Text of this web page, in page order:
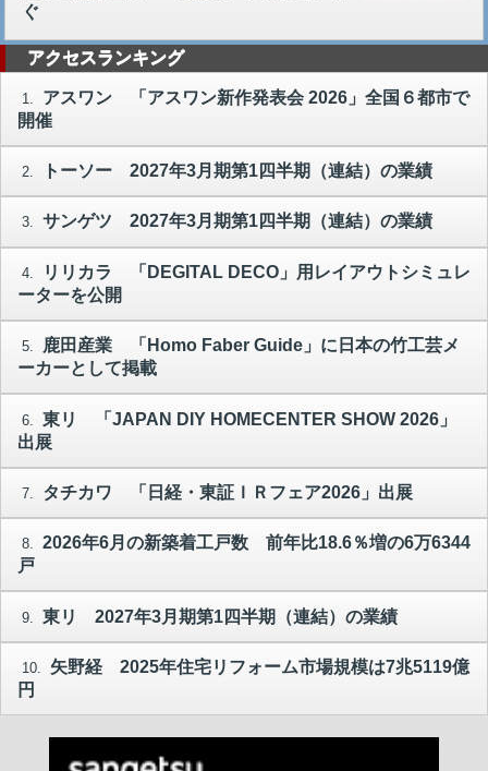
ぐ
アクセスランキング
1.
アスワン 「アスワン新作発表会 2026」全国６都市で
開催
2. トーソー 2027年3月期第1四半期（連結）の業績
3. サンゲツ 2027年3月期第1四半期（連結）の業績
4.
リリカラ 「DEGITAL DECO」用レイアウトシミュレ
ーターを公開
5.
鹿田産業 「Homo Faber Guide」に日本の竹工芸メ
ーカーとして掲載
6.
東リ 「JAPAN DIY HOMECENTER SHOW 2026」
出展
7. タチカワ 「日経・東証ＩＲフェア2026」出展
8. 2026年6月の新築着工戸数 前年比18.6％増の6万6344
戸
9. 東リ 2027年3月期第1四半期（連結）の業績
10.
矢野経 2025年住宅リフォーム市場規模は7兆5119億
円